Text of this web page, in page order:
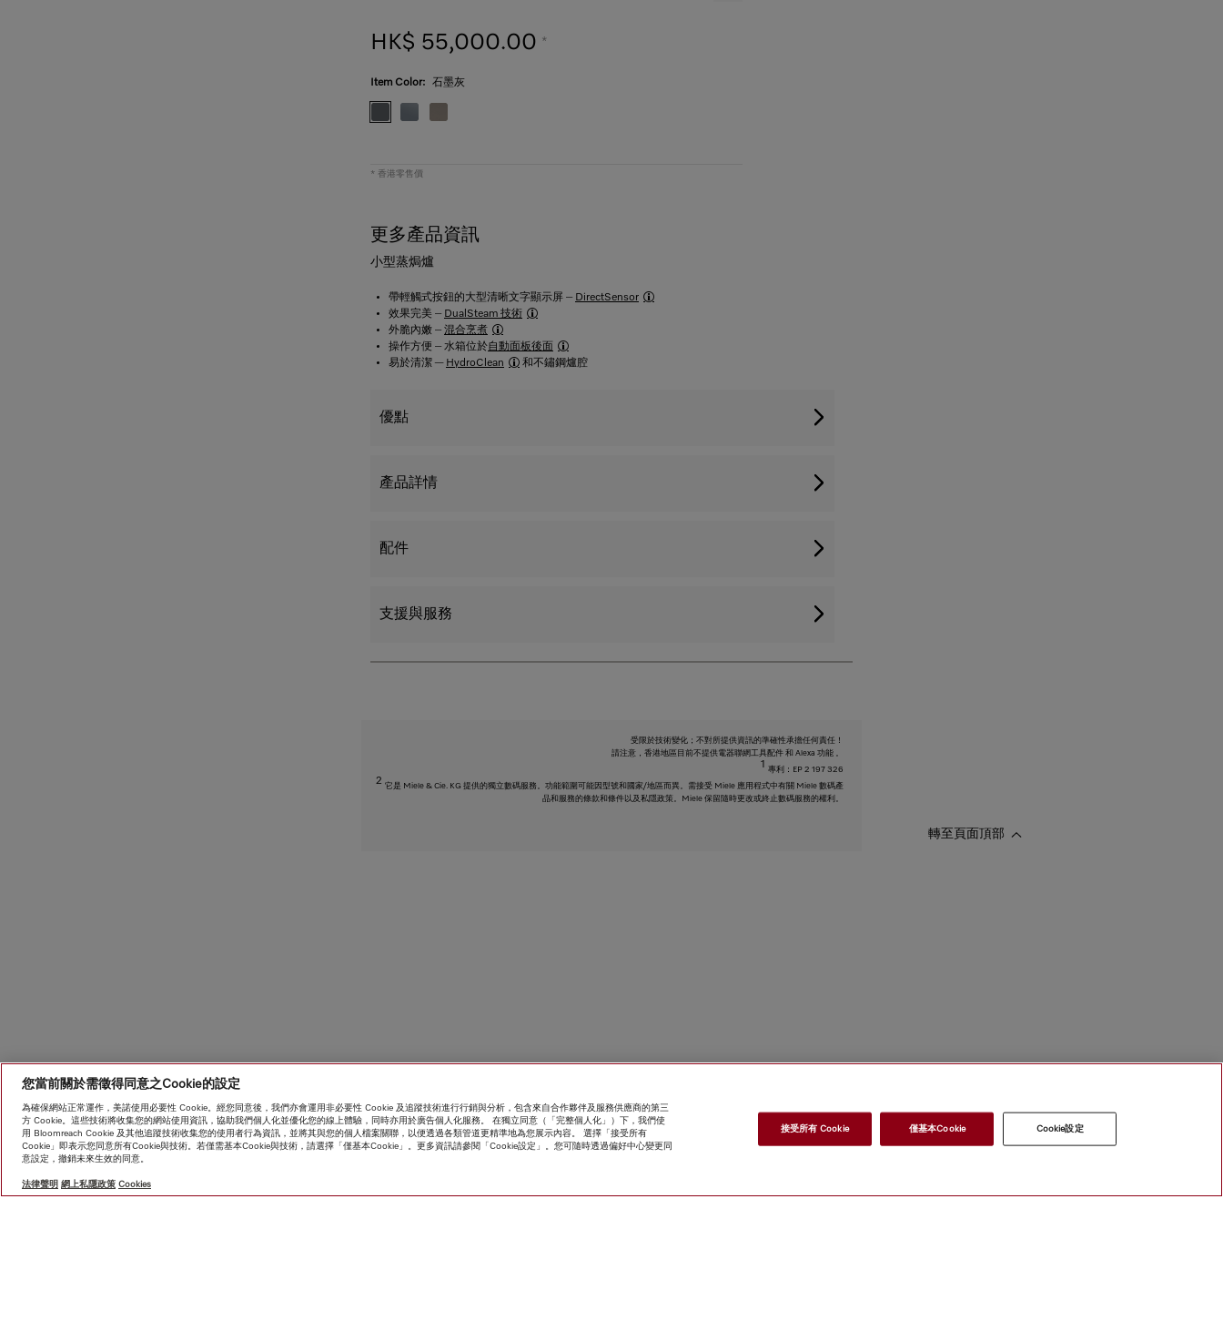
HK$ 55,000.00 *
Item Color: 石墨灰
* 香港零售價
更多產品資訊
小型蒸焗爐
帶輕觸式按鈕的大型清晰文字顯示屏 – DirectSensor
效果完美 – DualSteam 技術
外脆內嫩 – 混合烹煮
操作方便 – 水箱位於自動面板後面
易於清潔 — HydroClean 和不鏽鋼爐腔
優點
產品詳情
配件
支援與服務
受限於技術變化；不對所提供資訊的準確性承擔任何責任！
請注意，香港地區目前不提供電器聯網工具配件 和 Alexa 功能 。
1
專利：EP 2 197 326
2
它是 Miele & Cie. KG 提供的獨立數碼服務。功能範圍可能因型號和國家/地區而異。需接受 Miele 應用程式中有關 Miele 數碼產
品和服務的條款和條件以及私隱政策。Miele 保留隨時更改或終止數碼服務的權利。
轉至頁面頂部
您當前關於需徵得同意之Cookie的設定
為確保網站正常運作，美諾使用必要性 Cookie。經您同意後，我們亦會運用非必要性 Cookie 及追蹤技術進行行銷與分析，包含來自合作夥伴及服務供應商的第三
方 Cookie。這些技術將收集您的網站使用資訊，協助我們個人化並優化您的線上體驗，同時亦用於廣告個人化服務。 在獨立同意（「完整個人化」）下，我們使
用 Bloomreach Cookie 及其他追蹤技術收集您的使用者行為資訊，並將其與您的個人檔案關聯，以便透過各類管道更精準地為您展示內容。 選擇「接受所有
Cookie」即表示您同意所有Cookie與技術。若僅需基本Cookie與技術，請選擇「僅基本Cookie」。更多資訊請參閱「Cookie設定」。您可隨時透過偏好中心變更同
意設定，撤銷未來生效的同意。
法律聲明 網上私隱政策 Cookies
接受所有 Cookie 僅基本Cookie Cookie設定